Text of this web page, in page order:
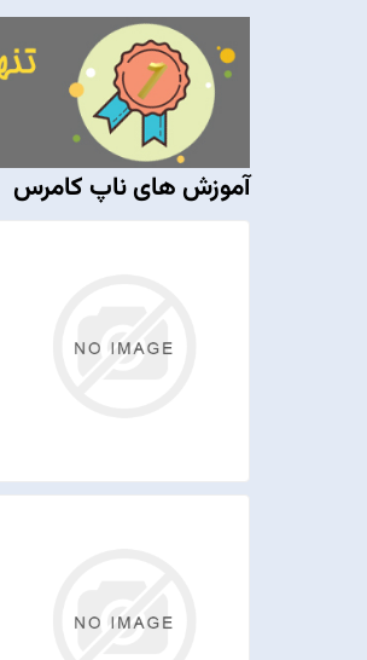
آموزش های ناپ کامرس